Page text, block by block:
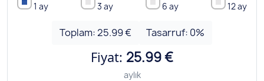
1 ay 3 ay 6 ay 12 ay
Toplam:25.99 € Tasarruf: 0%
Fiyat: 25.99 €
aylık